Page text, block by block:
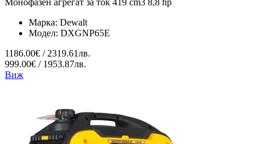
Марка: Dewalt
Модел: DXGNP65E
1186.00€ / 2319.61лв.
999.00€ / 1953.87лв.
Виж